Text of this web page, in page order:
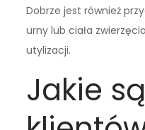
Dobrze jest również
urny lub ciała
utylizacji.
Jakie